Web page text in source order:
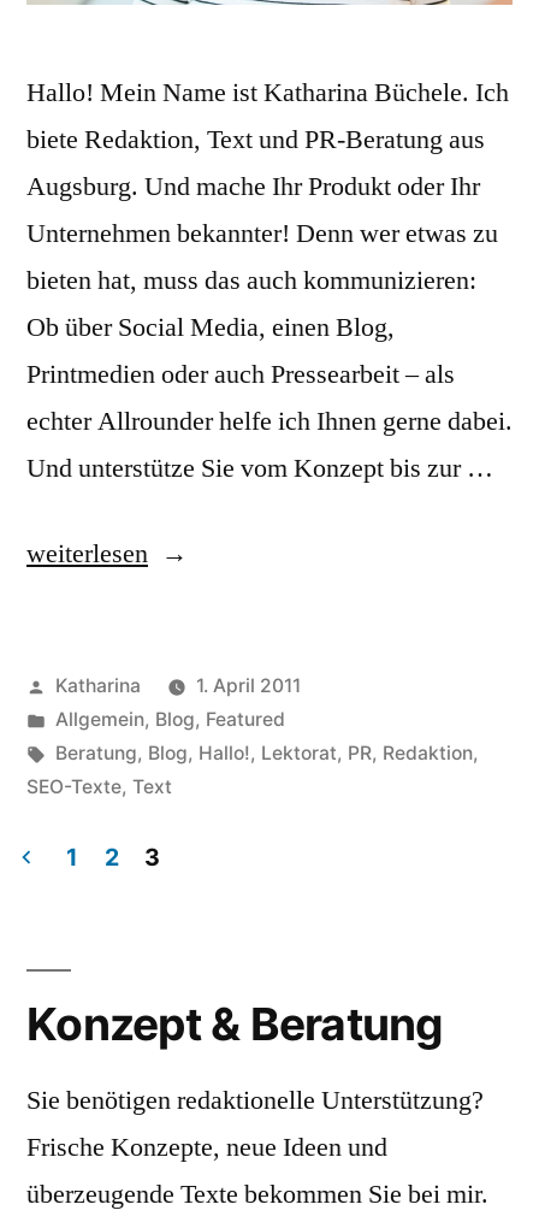
Hallo! Mein Name ist Katharina Büchele. Ich
biete Redaktion, Text und PR-Beratung aus
Augsburg. Und mache Ihr Produkt oder Ihr
Unternehmen bekannter! Denn wer etwas zu
bieten hat, muss das auch kommunizieren:
Ob über Social Media, einen Blog,
Printmedien oder auch Pressearbeit – als
echter Allrounder helfe ich Ihnen gerne dabei.
Und unterstütze Sie vom Konzept bis zur …
„Katharina
Text,
PR
&
weiterlesen
Veröffentlicht
von
Katharina
1. April 2011
Veröffentlicht
in
Allgemein, Blog, Featured
Schlagwörter:
Beratung, Blog, Hallo!, Lektorat, PR, Redaktion,
SEO-Texte, Text
der
Beiträge
1 2 3
Konzept & Beratung
Sie benötigen redaktionelle Unterstützung?
Frische Konzepte, neue Ideen und
überzeugende Texte bekommen Sie bei mir.